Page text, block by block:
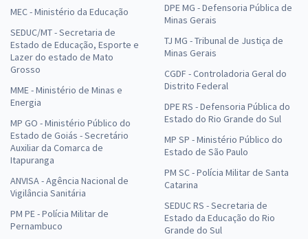
MEC - Ministério da Educação
SEDUC/MT - Secretaria de
Estado de Educação, Esporte e
Lazer do estado de Mato
Grosso
MME - Ministério de Minas e
Energia
MP GO - Ministério Público do
Estado de Goiás - Secretário
Auxiliar da Comarca de
Itapuranga
ANVISA - Agência Nacional de
Vigilância Sanitária
PM PE - Polícia Militar de
Pernambuco
DPE MG - Defensoria Pública de
Minas Gerais
TJ MG - Tribunal de Justiça de
Minas Gerais
CGDF - Controladoria Geral do
Distrito Federal
DPE RS - Defensoria Pública do
Estado do Rio Grande do Sul
MP SP - Ministério Público do
Estado de São Paulo
PM SC - Polícia Militar de Santa
Catarina
SEDUC RS - Secretaria de
Estado da Educação do Rio
Grande do Sul